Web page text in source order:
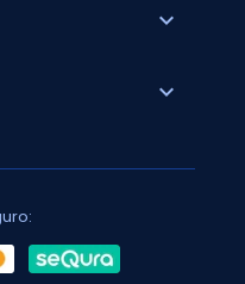
expand_more
expand_more